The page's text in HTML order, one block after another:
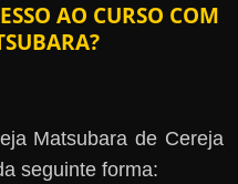
AO CURSO COM
Matsubara de Cereja
seguinte forma: